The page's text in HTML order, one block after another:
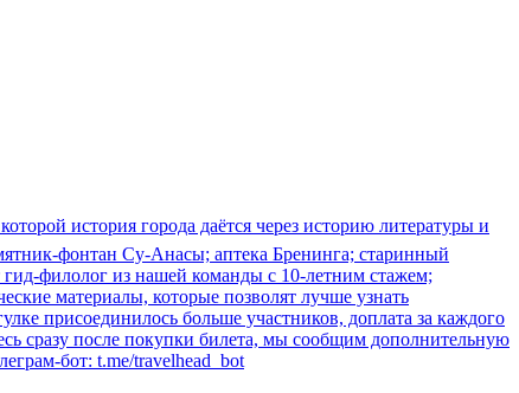
история города даётся через историю литературы и
фонтан Су-Анасы; аптека Бренинга; старинный
филолог из нашей команды с 10-летним стажем;
материалы, которые позволят лучше узнать
присоединилось больше участников, доплата за каждого
сразу после покупки билета, мы сообщим дополнительную
бот: t.me/travelhead_bot